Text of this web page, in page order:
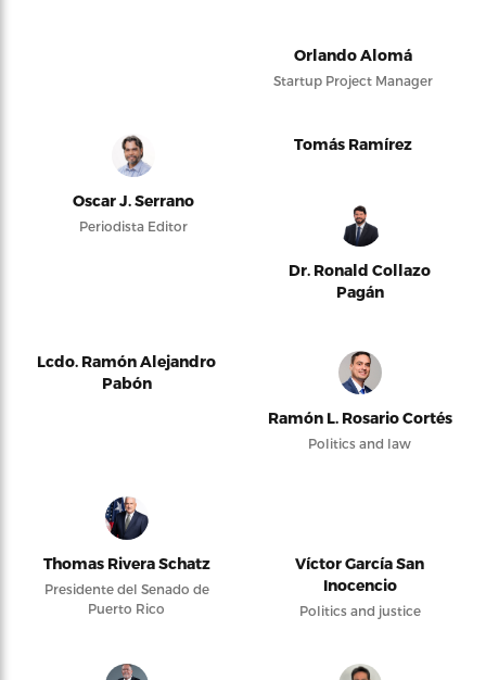
Orlando Alomá
Startup Project Manager
Oscar J. Serrano
Periodista Editor
Tomás Ramírez
Dr. Ronald Collazo
Pagán
Lcdo. Ramón Alejandro
Pabón
Ramón L. Rosario Cortés
Politics and law
Thomas Rivera Schatz
Presidente del Senado de
Puerto Rico
Víctor García San
Inocencio
Politics and justice